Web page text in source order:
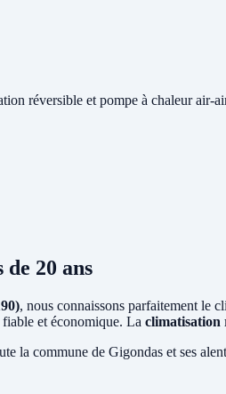
réversible et pompe à chaleur air-
de 20 ans
, nous connaissons parfaitement le
et économique. La climatisation
la commune de Gigondas et ses